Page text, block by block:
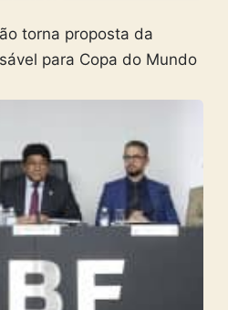
torna proposta da
para Copa do Mundo